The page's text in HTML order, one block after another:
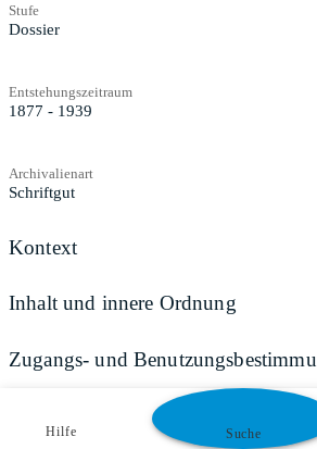
Stufe
Dossier
Entstehungszeitraum
1877 - 1939
Archivalienart
Schriftgut
Kontext
Inhalt und innere Ordnung
Zugangs- und
Hilfe Suche